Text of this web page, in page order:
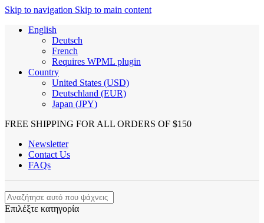
Skip to navigation Skip to main content
English
Deutsch
French
Requires WPML plugin
Country
United States (USD)
Deutschland (EUR)
Japan (JPY)
FREE SHIPPING FOR ALL ORDERS OF $150
Newsletter
Contact Us
FAQs
Επιλέξτε κατηγορία